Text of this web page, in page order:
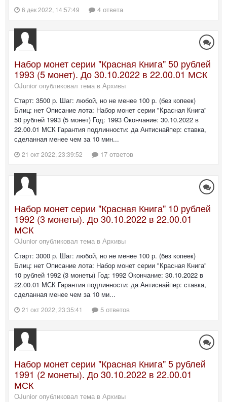
6 дек 2022, 14:57:49 4 ответа
Набор монет серии "Красная Книга" 50 рублей
1993 (5 монет). До 30.10.2022 в 22.00.01 МСК
OJunior опубликовал тема в Архивы
Старт: 3500 р. Шаг: любой, но не менее 100 р. (без копеек)
Блиц: нет Описание лота: Набор монет серии "Красная Книга"
50 рублей 1993 (5 монет) Год: 1993 Окончание: 30.10.2022 в
22.00.01 МСК Гарантия подлинности: да Антиснайпер: ставка,
сделанная менее чем за 10 мин...
21 окт 2022, 23:39:52 17 ответов
Набор монет серии "Красная Книга" 10 рублей
1992 (3 монеты). До 30.10.2022 в 22.00.01
МСК
OJunior опубликовал тема в Архивы
Старт: 3000 р. Шаг: любой, но не менее 100 р. (без копеек)
Блиц: нет Описание лота: Набор монет серии "Красная Книга"
10 рублей 1992 (3 монеты) Год: 1992 Окончание: 30.10.2022 в
22.00.01 МСК Гарантия подлинности: да Антиснайпер: ставка,
сделанная менее чем за 10 ми...
21 окт 2022, 23:35:41 5 ответов
Набор монет серии "Красная Книга" 5 рублей
1991 (2 монеты). До 30.10.2022 в 22.00.01
МСК
OJunior опубликовал тема в Архивы